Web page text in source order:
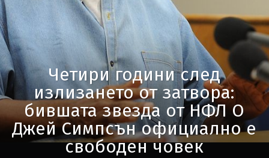
Четири години след
излизането от затвора:
бившата звезда от НФЛ О
Джей Симпсън официално е
свободен човек